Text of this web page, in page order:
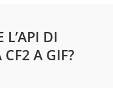
L’API DI
A GIF?